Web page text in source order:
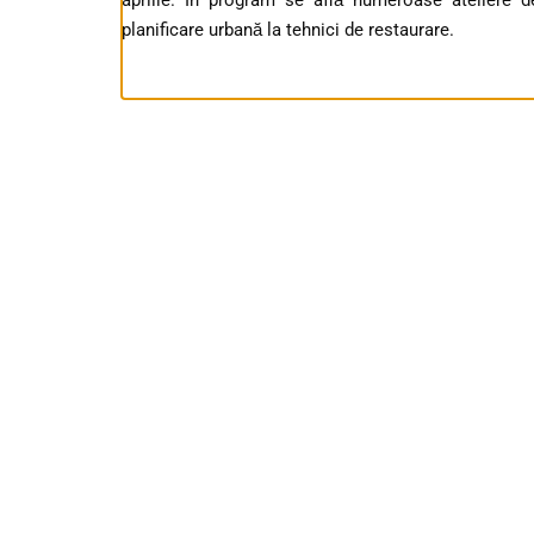
planificare urbană la tehnici de restaurare.